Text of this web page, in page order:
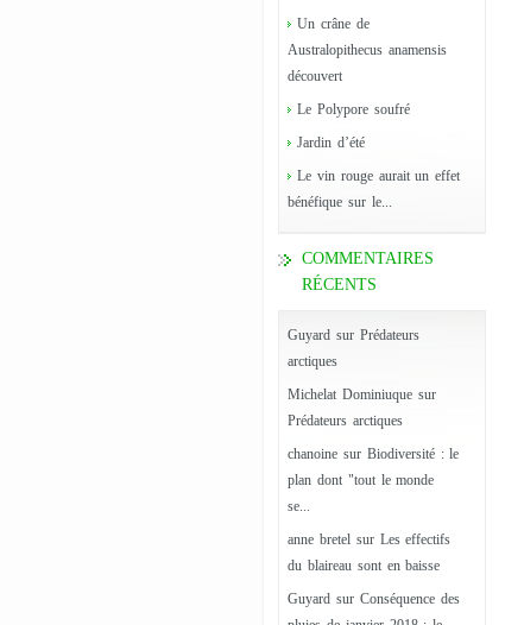
Un crâne de
Australopithecus anamensis
découvert
Le Polypore soufré
Jardin d’été
Le vin rouge aurait un effet
bénéfique sur le...
COMMENTAIRES
RÉCENTS
Guyard sur Prédateurs
arctiques
Michelat Dominiuquesur
Prédateurs arctiques
chanoine sur Biodiversité : le
plan dont "tout le monde
se...
anne bretelsur Les effectifs
du blaireau sont en baisse
Guyard sur Conséquence des